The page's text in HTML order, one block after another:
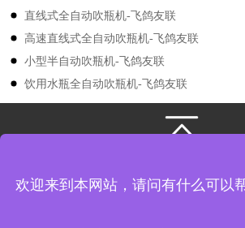
直线式全自动吹瓶机-飞鸽友联
高速直线式全自动吹瓶机-飞鸽友联
小型半自动吹瓶机-飞鸽友联
饮用水瓶全自动吹瓶机-飞鸽友联
江苏飞鸽友联机械股份有限公司
地址： 江苏省张家港市凤凰镇韩国工
欢迎来到本网站，请问有什么可以